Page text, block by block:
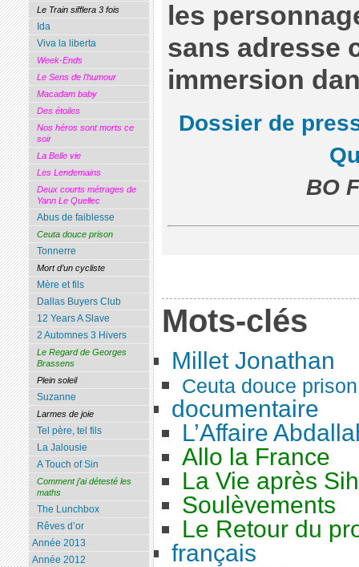
les
sans adresse
immersion
Dossier de
BO
Mots-clés
Millet Jonathan
Ceuta douce prison
documentaire
L’Affaire
Allo la France
La Vie après
Soulèvements
Le Retour du
français
Le Train sifflera 3 fois
Ida
Viva la liberta
Week-Ends
Le Sens de l’humour
Macadam baby
Des étoiles
Nos héros sont morts ce
soir
La Belle vie
Les Lendemains
Deux courts métrages de
Yann Le Quellec
Abus de faiblesse
Ceuta douce prison
Tonnerre
Mort d’un cycliste
Mère et fils
Dallas Buyers Club
12 Years A Slave
2 Automnes 3 Hivers
Le Regard de Georges
Brassens
Plein soleil
Suzanne
Larmes de joie
Tel père, tel fils
La Jalousie
A Touch of Sin
Comment j’ai détesté les
maths
The Lunchbox
Rêves d’or
Année 2013
Année 2012